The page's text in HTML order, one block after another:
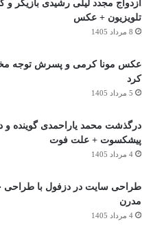
ازدواج مجدد لیلی رشیدی بازیگر و
تلویزیون + عکس
8 مرداد 1405
عکس مونا کرمی و پسرش توجه
کرد
5 مرداد 1405
درگذشت محمد یاراحمدی گوینده و
پیشکسوت + علت فوت
4 مرداد 1405
طراحی سایت در دزفول با طراحی
مدرن
4 مرداد 1405